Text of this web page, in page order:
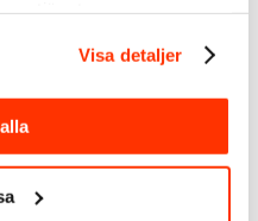
Visa detaljer
att öva på dina svar
från LinkedIn. Och
LinkedIn som en resurs för
som ska intervjua dig